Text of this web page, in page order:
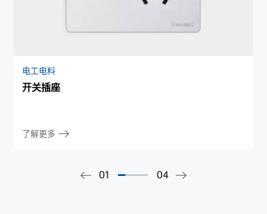
电工电料
开关插座
了解更多
01 04